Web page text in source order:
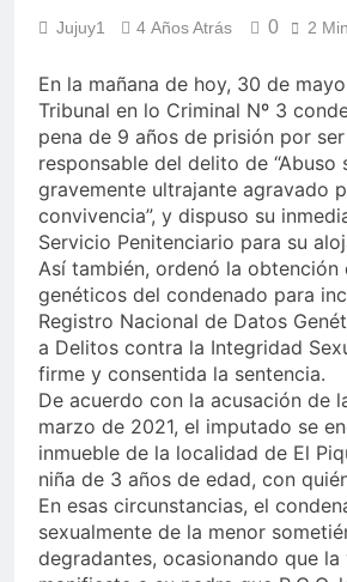
Jujuy1 4 Años Atrás 0 2
En la mañana de hoy, 30 de
Tribunal en lo Criminal Nº 3
pena de 9 años de prisión por
responsable del delito de “Abuso
gravemente ultrajante agravado
convivencia”, y dispuso su
Servicio Penitenciario para su
Así también, ordenó la
genéticos del condenado para
Registro Nacional de Datos
a Delitos contra la Integridad
firme y consentida la sentencia.
De acuerdo con la acusación de
marzo de 2021, el imputado se
inmueble de la localidad de El
niña de 3 años de edad, con
En esas circunstancias, el
sexualmente de la menor
degradantes, ocasionando que